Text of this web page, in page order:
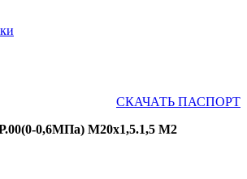
СКАЧАТЬ ПАСПОРТ
0,6МПа) М20х1,5.1,5 М2